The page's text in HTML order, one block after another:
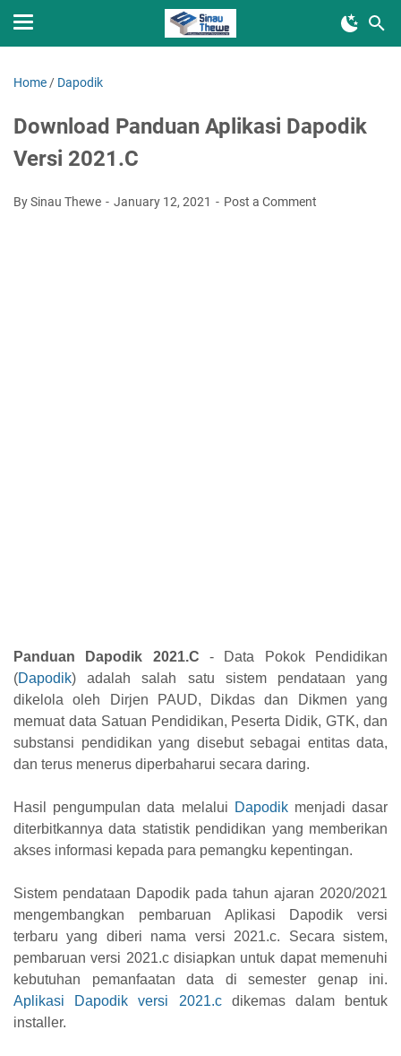
Home / Dapodik
Download Panduan Aplikasi Dapodik
Versi 2021.C
By Sinau Thewe January 12, 2021 Post a Comment
Panduan Dapodik 2021.C - Data Pokok Pendidikan
(Dapodik) adalah salah satu sistem pendataan yang
dikelolaoleh Dirjen PAUD, Dikdas dan Dikmen yang
memuat data Satuan Pendidikan, Peserta Didik,GTK, dan
substansi pendidikan yang disebut sebagai entitas data,
dan terus menerus diperbaharui secara daring.
Hasil pengumpulan data melalui Dapodikmenjadi dasar
diterbitkannya data statistik pendidikan yang memberikan
akses informasi kepada para pemangku kepentingan.
Sistem pendataan Dapodik pada tahun ajaran 2020/2021
mengembangkan pembaruan Aplikasi Dapodik versi
terbaru yang diberi nama versi 2021.c. Secara sistem,
pembaruan versi 2021.c disiapkan untuk dapat memenuhi
kebutuhan pemanfaatan data di semester genap ini.
Aplikasi Dapodik versi 2021.cdikemas dalam bentuk
installer.